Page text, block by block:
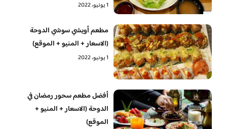
1 يونيو، 2022
مطعم أويشي سوشي الدوحة
(الاسعار + المنيو + الموقع)
1 يونيو، 2022
أفضل مطعم سحور رمضان في
الدوحة (الاسعار + المنيو +
الموقع)